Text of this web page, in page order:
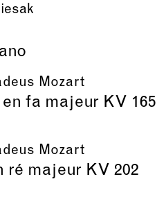
Mozart
fa majeur KV 165
Mozart
ré majeur KV 202